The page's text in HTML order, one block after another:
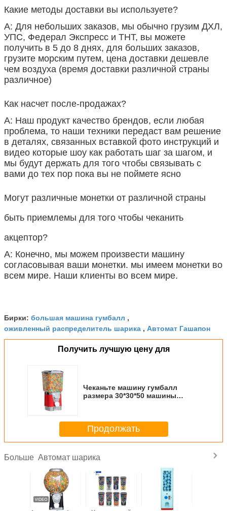
Какие методы доставки вы используете?
А: Для небольших заказов, мы обычно грузим ДХЛ,
УПС, Федерал Экспресс и ТНТ, вы можете
получить в 5 до 8 днях, для больших заказов,
грузите морским путем, цена доставки дешевле
чем воздуха (время доставки различной страны
различное)
Как насчет после-продажах?
А: Наш продукт качество брендов, если любая
проблема, то наши техники передаст вам решение
в деталях, связанных вставкой фото инструкций и
видео которые шоу как работать шаг за шагом, и
мы будут держать для того чтобы связывать с
вами до тех пор пока вы не поймете ясно
Могут различные монетки от различной страны
быть приемлемы для того чтобы чеканить
акцептор?
А: Конечно, мы можем произвести машину
согласовывая ваши монетки. мы имеем монетки во
всем мире. Наши клиенты во всем мире.
Бирки: большая машина гумбалл ,
оживленный распределитель шарика , Автомат Гашапон
Получить лучшую цену для
Чеканьте машину гумбалл
размера 30*30*50 машины
Продолжать
Больше Автомат шарика